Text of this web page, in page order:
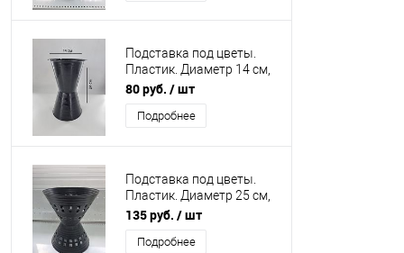
Подставка под цветы.
Пластик. Диаметр 14 см,
высота 24 см.
80 руб. / шт
Подробнее
Подставка под цветы.
Пластик. Диаметр 25 см,
высота 28 см.
135 руб. / шт
Подробнее